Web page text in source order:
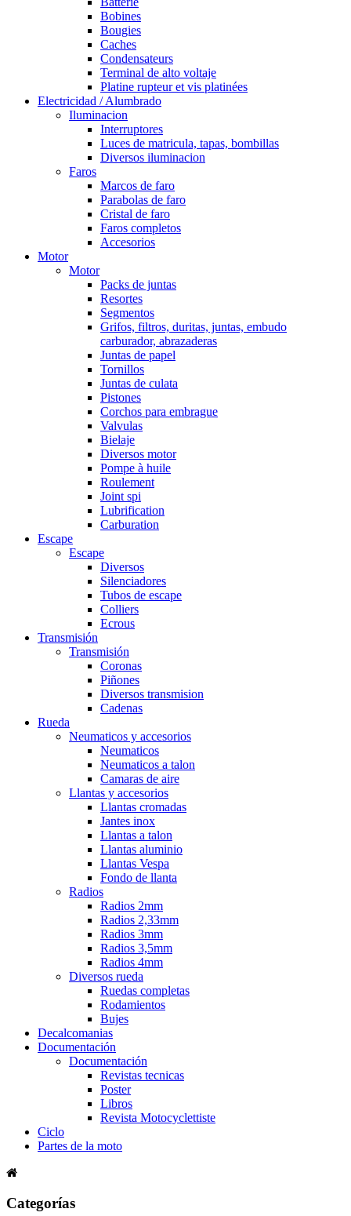
Bobines
Bougies
Caches
Condensateurs
Terminal de alto voltaje
Platine rupteur et vis platinées
Electricidad / Alumbrado
Iluminacion
Interruptores
Luces de matricula, tapas, bombillas
Diversos iluminacion
Faros
Marcos de faro
Parabolas de faro
Cristal de faro
Faros completos
Accesorios
Motor
Motor
Packs de juntas
Resortes
Segmentos
Grifos, filtros, duritas, juntas, embudo
carburador, abrazaderas
Juntas de papel
Tornillos
Juntas de culata
Pistones
Corchos para embrague
Valvulas
Bielaje
Diversos motor
Pompe à huile
Roulement
Joint spi
Lubrification
Carburation
Escape
Escape
Diversos
Silenciadores
Tubos de escape
Colliers
Ecrous
Transmisión
Transmisión
Coronas
Piñones
Diversos transmision
Cadenas
Rueda
Neumaticos y accesorios
Neumaticos
Neumaticos a talon
Camaras de aire
Llantas y accesorios
Llantas cromadas
Jantes inox
Llantas a talon
Llantas aluminio
Llantas Vespa
Fondo de llanta
Radios
Radios 2mm
Radios 2,33mm
Radios 3mm
Radios 3,5mm
Radios 4mm
Diversos rueda
Ruedas completas
Rodamientos
Bujes
Decalcomanias
Documentación
Documentación
Revistas tecnicas
Poster
Libros
Revista Motocyclettiste
Ciclo
Partes de la moto
Categorías